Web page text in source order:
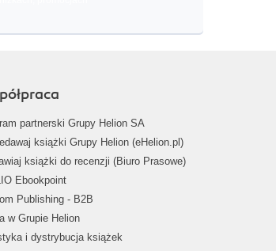
partnerski Grupy Helion SA
książki Grupy Helion (eHelion.pl)
książki do recenzji (Biuro Prasowe)
Ebookpoint
Publishing - B2B
w Grupie Helion
i dystrybucja książek